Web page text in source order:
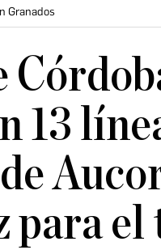
Granados
13
para el